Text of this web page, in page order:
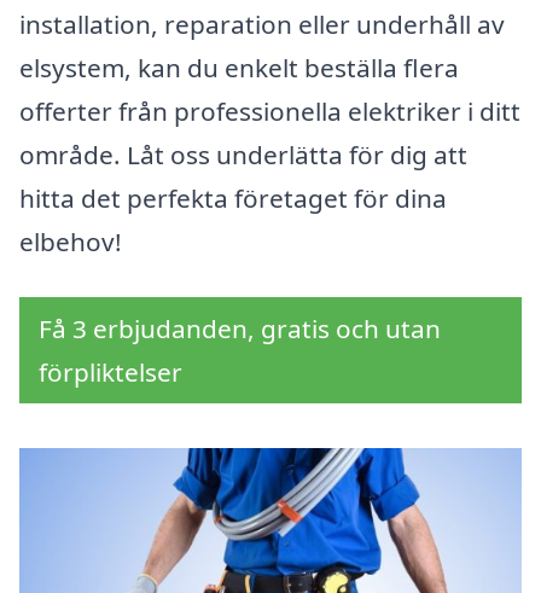
installation, reparation eller underhåll av
elsystem, kan du enkelt beställa flera
offerter från professionella elektriker i ditt
område. Låt oss underlätta för dig att
hitta det perfekta företaget för dina
elbehov!
Få 3 erbjudanden, gratis och utan
förpliktelser